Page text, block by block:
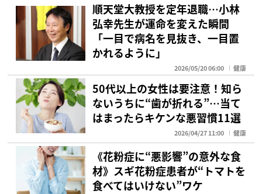
順天堂大教授を定年退職…小林
弘幸先生が運命を変えた瞬間
「一目で病名を見抜き、一目置
かれるように」
2026/05/20 06:00 健康
50代以上の女性は要注意！知ら
ないうちに“歯が折れる”…当て
はまったらキケンな悪習慣11選
2026/04/27 11:00 健康
《花粉症に“悪影響”の意外な食
材》スギ花粉症患者が“トマトを
食べてはいけない”ワケ